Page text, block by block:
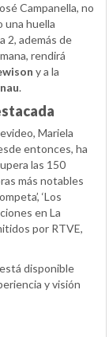
Campanella, no
una huella
2, además de
rendirá
y a la
.
Mariela
entonces, ha
las 150
más notables
‘Los
en La
por RTVE,
disponible
y visión